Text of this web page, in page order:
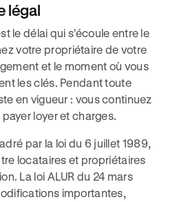
légal
le délai qui s'écoule entre le
votre propriétaire de votre
et le moment où vous
les clés. Pendant toute
en vigueur : vous continuez
loyer et charges.
par la loi du 6 juillet 1989,
locataires et propriétaires
La loi ALUR du 24 mars
importantes,